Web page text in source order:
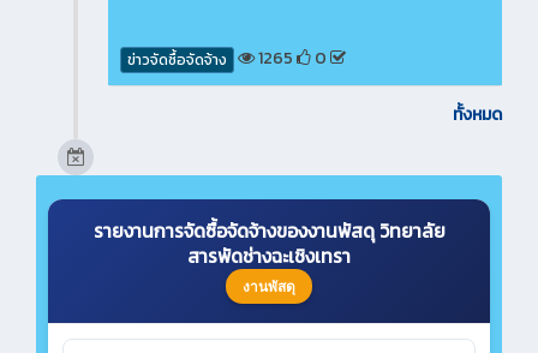
ข่าวจัดซื้อจัดจ้าง 1265 0
ทั้งหมด
รายงานการจัดซื้อจัดจ้างของงานพัสดุ วิทยาลัย
สารพัดช่างฉะเชิงเทรา
งานพัสดุ